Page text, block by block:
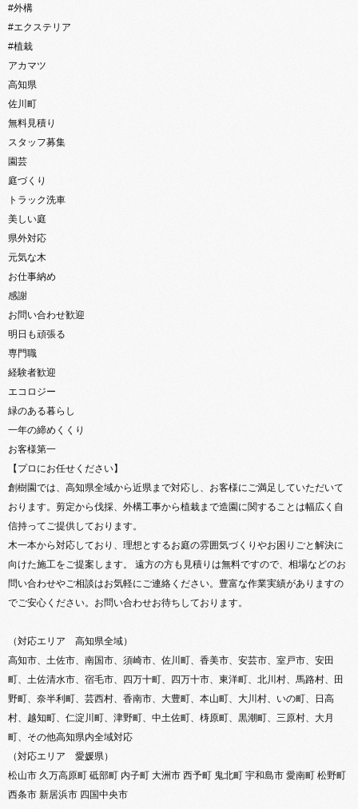
#外構
#エクステリア
#植栽
アカマツ
高知県
佐川町
無料見積り
スタッフ募集
園芸
庭づくり
トラック洗車
美しい庭
県外対応
元気な木
お仕事納め
感謝
お問い合わせ歓迎
明日も頑張る
専門職
経験者歓迎
エコロジー
緑のある暮らし
一年の締めくくり
お客様第一
【プロにお任せください】
創樹園では、高知県全域から近県まで対応し、お客様にご満足していただいて
おります。剪定から伐採、外構工事から植栽まで造園に関することは幅広く自
信持ってご提供しております。
木一本から対応しており、理想とするお庭の雰囲気づくりやお困りごと解決に
向けた施工をご提案します。 遠方の方も見積りは無料ですので、相場などのお
問い合わせやご相談はお気軽にご連絡ください。豊富な作業実績がありますの
でご安心ください。お問い合わせお待ちしております。
（対応エリア 高知県全域）
高知市、土佐市、南国市、須崎市、佐川町、香美市、安芸市、室戸市、安田
町、土佐清水市、宿毛市、四万十町、四万十市、東洋町、北川村、馬路村、田
野町、奈半利町、芸西村、香南市、大豊町、本山町、大川村、いの町、日高
村、越知町、仁淀川町、津野町、中土佐町、梼原町、黒潮町、三原村、大月
町、その他高知県内全域対応
（対応エリア 愛媛県）
松山市 久万高原町 砥部町 内子町 大洲市 西予町 鬼北町 宇和島市 愛南町 松野町
西条市 新居浜市 四国中央市